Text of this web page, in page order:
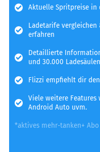
Aktuelle Spritpreise in
Ladetarife
erfahren
Detaillierte
und 30.000 Ladesäulen
Flizzi empfiehlt dir
Viele weitere Features
Android Auto uvm.
*aktives mehr-tanken+